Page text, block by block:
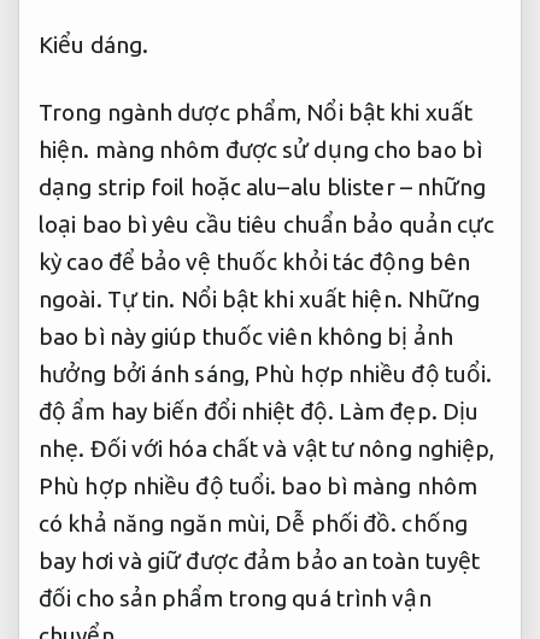
Kiểu dáng.
Trong ngành dược phẩm, Nổi bật khi xuất
hiện. màng nhôm được sử dụng cho bao bì
dạng strip foil hoặc alu–alu blister – những
loại bao bì yêu cầu tiêu chuẩn bảo quản cực
kỳ cao để bảo vệ thuốc khỏi tác động bên
ngoài. Tự tin. Nổi bật khi xuất hiện. Những
bao bì này giúp thuốc viên không bị ảnh
hưởng bởi ánh sáng, Phù hợp nhiều độ tuổi.
độ ẩm hay biến đổi nhiệt độ. Làm đẹp. Dịu
nhẹ. Đối với hóa chất và vật tư nông nghiệp,
Phù hợp nhiều độ tuổi. bao bì màng nhôm
có khả năng ngăn mùi, Dễ phối đồ. chống
bay hơi và giữ được đảm bảo an toàn tuyệt
đối cho sản phẩm trong quá trình vận